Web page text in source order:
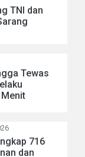
TNI dan
Tewas
716
dan